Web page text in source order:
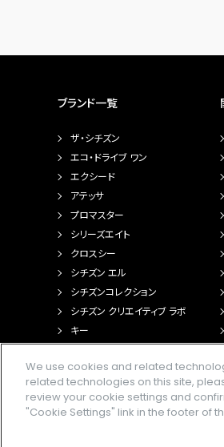
ブランド一覧
ザ・シチズン
エコ・ドライブ ワン
エクシード
アテッサ
プロマスター
シリーズエイト
クロスシー
シチズン エル
シチズンコレクション
シチズン クリエイティブ ラボ
キー
We use cookies and related
related technologies on this site,
review your cookie settings and
"Cookie Settings" link in the footer of